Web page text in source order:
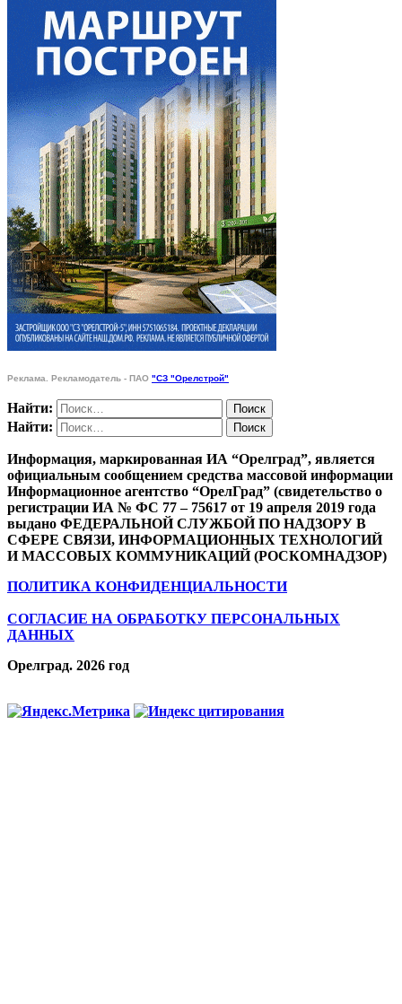
Реклама. Рекламодатель - ПАО "СЗ "Орелстрой"
Найти:
Найти:
Информация, маркированная ИА “Орелград”, является
официальным сообщением средства массовой информации
Информационное агентство “ОрелГрад” (свидетельство о
регистрации ИА № ФС 77 – 75617 от 19 апреля 2019 года
выдано ФЕДЕРАЛЬНОЙ СЛУЖБОЙ ПО НАДЗОРУ В
СФЕРЕ СВЯЗИ, ИНФОРМАЦИОННЫХ ТЕХНОЛОГИЙ
И МАССОВЫХ КОММУНИКАЦИЙ (РОСКОМНАДЗОР)
ПОЛИТИКА КОНФИДЕНЦИАЛЬНОСТИ
СОГЛАСИЕ НА ОБРАБОТКУ ПЕРСОНАЛЬНЫХ
ДАННЫХ
Орелград. 2026 год